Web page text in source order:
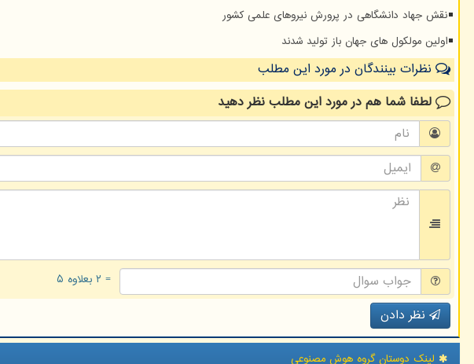
نقش جهاد دانشگاهی در پرورش نیروهای علمی کشور
اولین مولکول های جهان باز تولید شدند
نظرات بینندگان در مورد این مطلب
لطفا شما همدر مورد این مطلبنظر دهید
= ۲ بعلاوه ۵
نظر دادن
لینک دوستان گروه هوش مصنوعی